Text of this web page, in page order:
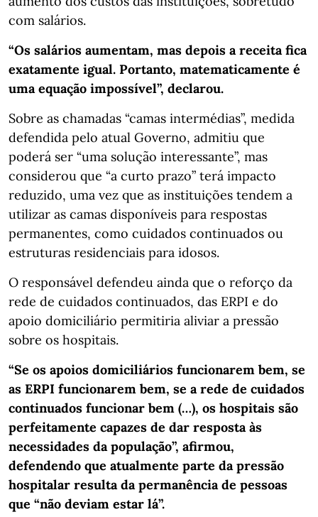
com salários.
“Os salários aumentam, mas depois a receita fica
exatamente igual. Portanto, matematicamente é
uma equação impossível”, declarou.
Sobre as chamadas “camas intermédias”, medida
defendida pelo atual Governo, admitiu que
poderá ser “uma solução interessante”, mas
considerou que “a curto prazo” terá impacto
reduzido, uma vez que as instituições tendem a
utilizar as camas disponíveis para respostas
permanentes, como cuidados continuados ou
estruturas residenciais para idosos.
O responsável defendeu ainda que o reforço da
rede de cuidados continuados, das ERPI e do
apoio domiciliário permitiria aliviar a pressão
sobre os hospitais.
“Se os apoios domiciliários funcionarem bem, se
as ERPI funcionarem bem, se a rede de cuidados
continuados funcionar bem (…), os hospitais são
perfeitamente capazes de dar resposta às
necessidades da população”, afirmou,
defendendo que atualmente parte da pressão
hospitalar resulta da permanência de pessoas
que “não deviam estar lá”.